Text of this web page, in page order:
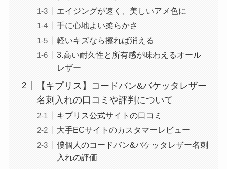
エイジングが速く、美しいアメ色に
手に心地よい柔らかさ
軽いキズなら擦れば消える
3.高い耐久性と所有感が味わえるオール
レザー
【キプリス】コードバン&バケッタレザー
名刺入れの口コミや評判について
キプリス公式サイトの口コミ
大手ECサイトのカスタマーレビュー
僕個人のコードバン&バケッタレザー名刺
入れの評価